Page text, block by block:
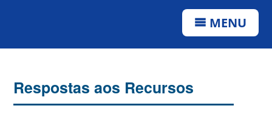
MENU
Respostas aos Recursos